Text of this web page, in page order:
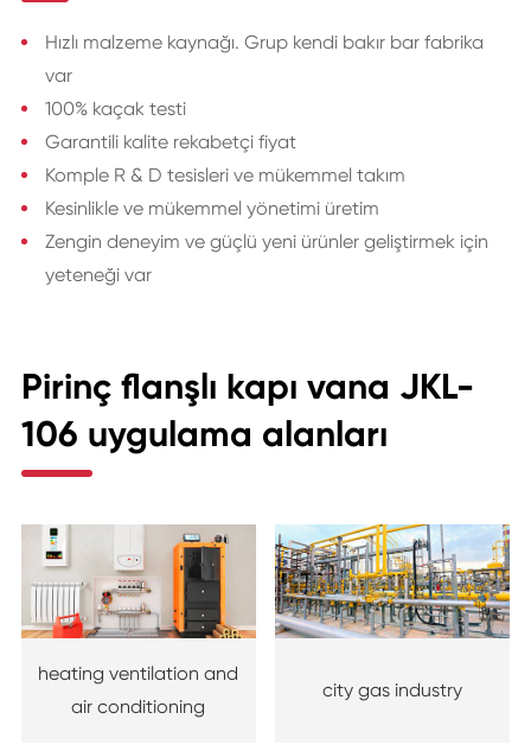
Hızlı malzeme kaynağı. Grup kendi bakır bar fabrika
var
100% kaçak testi
Garantili kalite rekabetçi fiyat
Komple R & D tesisleri ve mükemmel takım
Kesinlikle ve mükemmel yönetimi üretim
Zengin deneyim ve güçlü yeni ürünler geliştirmek için
yeteneği var
Pirinç flanşlı kapı vana JKL-
106 uygulama alanları
heating ventilation and
air conditioning
city gas industry